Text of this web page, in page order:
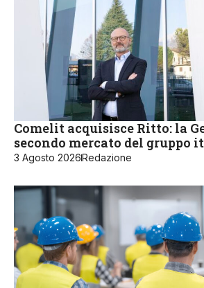
Comelit acquisisce Ritto: la
secondo mercato del gruppo
3 Agosto 2026Redazione